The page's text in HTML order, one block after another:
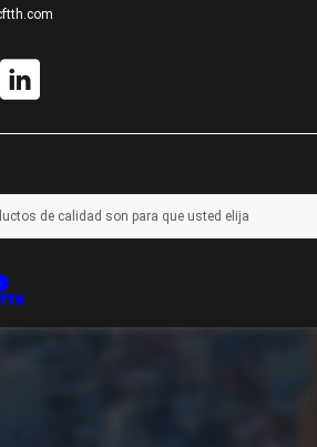
de calidad son para que usted elija